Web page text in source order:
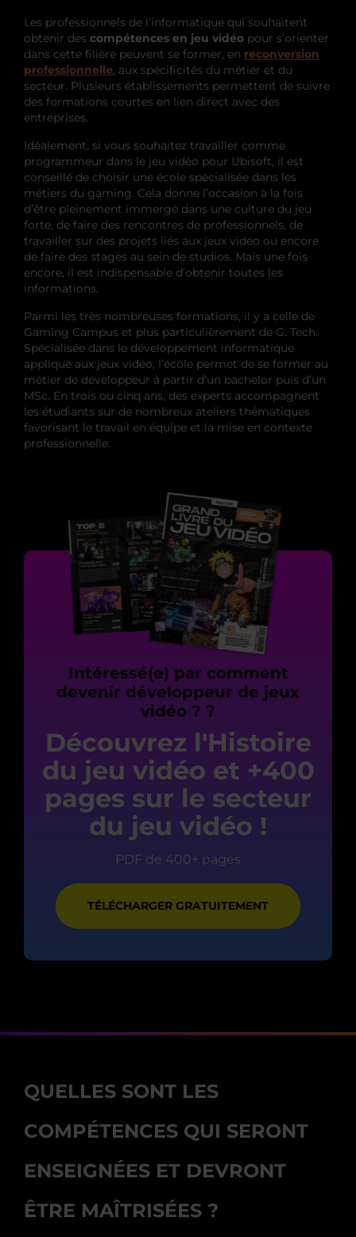
Les professionnels de l’informatique qui souhaitent
obtenir des compétences en jeu vidéo pour s’orienter
dans cette filière peuvent se former, en reconversion
professionnelle, aux spécificités du métier et du
secteur. Plusieurs établissements permettent de suivre
des formations courtes en lien direct avec des
entreprises.
Idéalement, si vous souhaitez travailler comme
programmeur dans le jeu vidéo pour Ubisoft, il est
conseillé de choisir une école spécialisée dans les
métiers du gaming. Cela donne l’occasion à la fois
d’être pleinement immergé dans une culture du jeu
forte, de faire des rencontres de professionnels, de
travailler sur des projets liés aux jeux vidéo ou encore
de faire des stages au sein de studios. Mais une fois
encore, il est indispensable d’obtenir toutes les
informations.
Parmi les très nombreuses formations, il y a celle de
Gaming Campus et plus particulièrement de G. Tech.
Spécialisée dans le développement informatique
appliqué aux jeux vidéo, l’école permet de se former au
métier de développeur à partir d’un bachelor puis d’un
MSc. En trois ou cinq ans, des experts accompagnent
les étudiants sur de nombreux ateliers thématiques
favorisant le travail en équipe et la mise en contexte
professionnelle.
Intéressé(e) par comment
devenir développeur de jeux
vidéo ? ?
Découvrez l'Histoire
du jeu vidéo et +400
pages sur le secteur
du jeu vidéo !
TÉLÉCHARGER GRATUITEMENT
PDF de 400+ pages
QUELLES SONT LES
COMPÉTENCES QUI SERONT
ENSEIGNÉES ET DEVRONT
ÊTRE MAÎTRISÉES ?